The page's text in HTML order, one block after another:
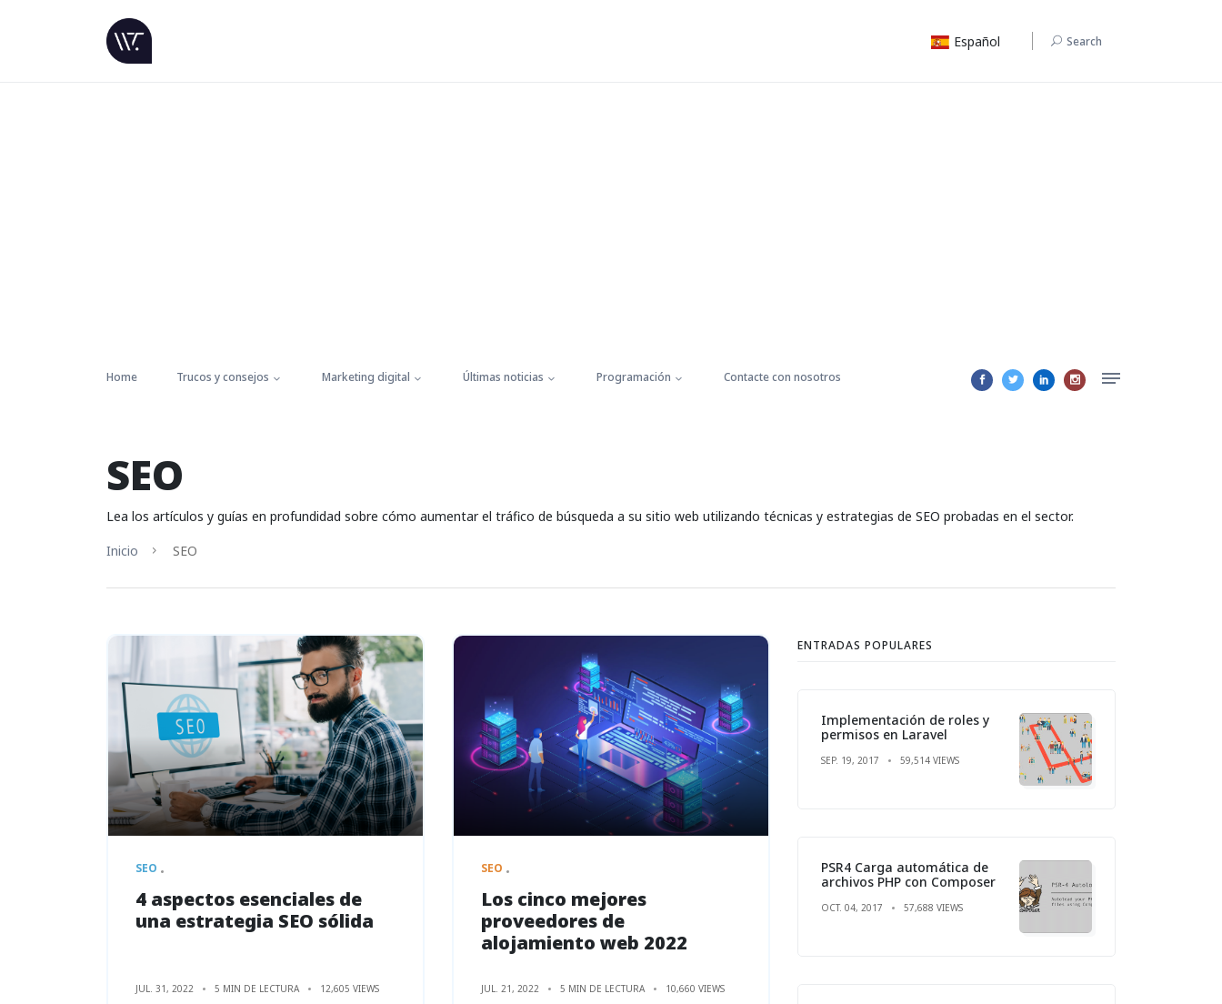
Español Search
Home Trucos y consejos Marketing digital Últimas noticias Programación Contacte con nosotros
SEO
Lea los artículos y guías en profundidad sobre cómo aumentar el tráfico de búsqueda a su sitio web utilizando técnicas y estrategias de SEO probadas en el sector.
Inicio
SEO
SEO
4 aspectos esenciales de
una estrategia SEO sólida
JUL. 31, 2022 5 MIN DE LECTURA 12,605 VIEWS
SEO
Los cinco mejores
proveedores de
alojamiento web 2022
JUL. 21, 2022 5 MIN DE LECTURA 10,660 VIEWS
ENTRADAS POPULARES
Implementación de roles y
permisos en Laravel
SEP. 19, 2017 59,514 VIEWS
PSR4 Carga automática de
archivos PHP con Composer
OCT. 04, 2017 57,688 VIEWS